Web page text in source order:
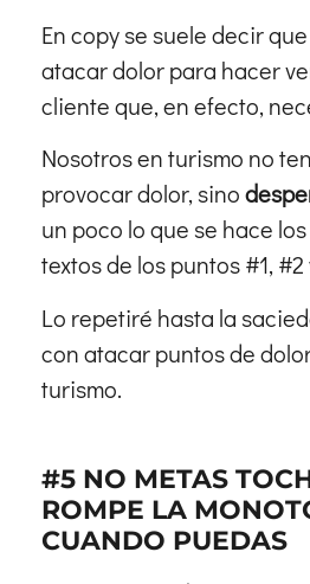
En copy se suele decir
atacar dolor para hacer
cliente que, en efecto,
Nosotros en turismo no
provocar dolor, sino
un poco lo que se hace
textos de los puntos #1, #2
Lo repetiré hasta la
con atacar puntos de
turismo.
#5 NO METAS
ROMPE LA
CUANDO PUEDAS